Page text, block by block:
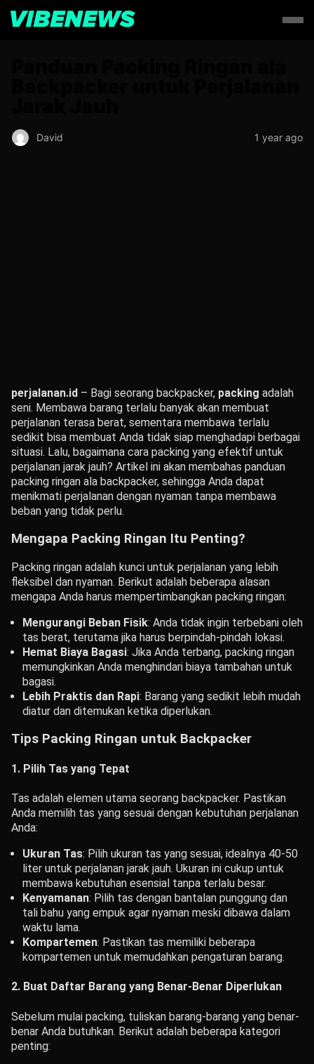
David 1 year ago
perjalanan.id – Bagi seorang backpacker, packing adalah
seni. Membawa barang terlalu banyak akan membuat
perjalanan terasa berat, sementara membawa terlalu
sedikit bisa membuat Anda tidak siap menghadapi berbagai
situasi. Lalu, bagaimana cara packing yang efektif untuk
perjalanan jarak jauh? Artikel ini akan membahas panduan
packing ringan ala backpacker, sehingga Anda dapat
menikmati perjalanan dengan nyaman tanpa membawa
beban yang tidak perlu.
Mengapa Packing Ringan Itu Penting?
Packing ringan adalah kunci untuk perjalanan yang lebih
fleksibel dan nyaman. Berikut adalah beberapa alasan
mengapa Anda harus mempertimbangkan packing ringan:
Mengurangi Beban Fisik: Anda tidak ingin terbebani oleh
tas berat, terutama jika harus berpindah-pindah lokasi.
Hemat Biaya Bagasi: Jika Anda terbang, packing ringan
memungkinkan Anda menghindari biaya tambahan untuk
bagasi.
Lebih Praktis dan Rapi: Barang yang sedikit lebih mudah
diatur dan ditemukan ketika diperlukan.
Tips Packing Ringan untuk Backpacker
1. Pilih Tas yang Tepat
Tas adalah elemen utama seorang backpacker. Pastikan
Anda memilih tas yang sesuai dengan kebutuhan perjalanan
Anda:
Ukuran Tas: Pilih ukuran tas yang sesuai, idealnya 40-50
liter untuk perjalanan jarak jauh. Ukuran ini cukup untuk
membawa kebutuhan esensial tanpa terlalu besar.
Kenyamanan: Pilih tas dengan bantalan punggung dan
tali bahu yang empuk agar nyaman meski dibawa dalam
waktu lama.
Kompartemen: Pastikan tas memiliki beberapa
kompartemen untuk memudahkan pengaturan barang.
2. Buat Daftar Barang yang Benar-Benar Diperlukan
Sebelum mulai packing, tuliskan barang-barang yang benar-
benar Anda butuhkan. Berikut adalah beberapa kategori
penting: